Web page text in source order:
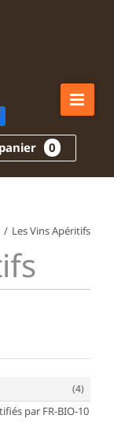
0
/ Les Vins Apéritifs
(4)
par FR-BIO-10